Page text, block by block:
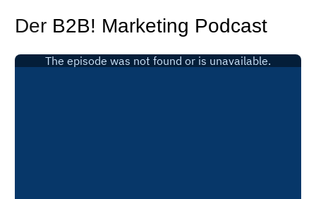
Der B2B! Marketing Podcast